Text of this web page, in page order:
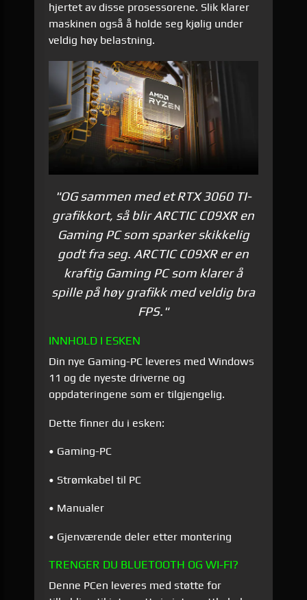
hjertet av disse prosessorene. Slik klarer
maskinen også å holde seg kjølig under
veldig høy belastning.
"OG sammen med et RTX 3060 TI-
grafikkort, så blir ARCTICC09XRen
Gaming PC som sparker skikkelig
godt fra seg. ARCTIC C09XR er en
kraftig Gaming PC som klarer å
spille på høy grafikk med veldig bra
FPS."
INNHOLD I ESKEN
Din nye Gaming-PC leveres med Windows
11 og de nyeste driverne og
oppdateringene som er tilgjengelig.
Dette finner du i esken:
• Gaming-PC
• Strømkabel til PC
• Manualer
• Gjenværende deler etter montering
TRENGER DU BLUETOOTH OG WI-FI?
Denne PCen leveres med støtte for